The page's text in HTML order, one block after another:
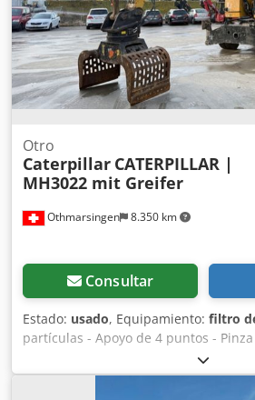
Othmarsingen 8.350 km
Otro
Caterpillar CATERPILLAR |
MH3022 mit Greifer
Consultar
Estado: usado, Equipamiento: filtro
partículas - Apoyo de 4 puntos -
horas de funcionamiento
Srd Eopfx Ah Rekr